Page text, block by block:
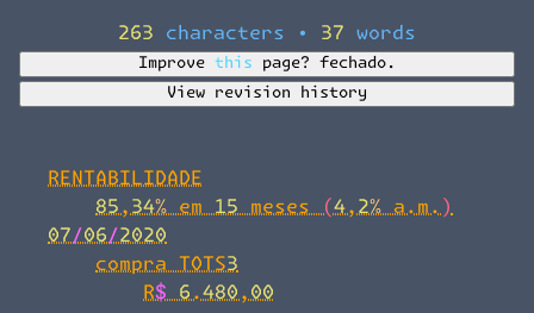
263 characters • 37 words
Improve this page?
fechado.
View revision history
RENTABILIDADE
85,34% em 15 meses (4,2% a.m.)
07/06/2020
compra TOTS3
R$ 6.480,00